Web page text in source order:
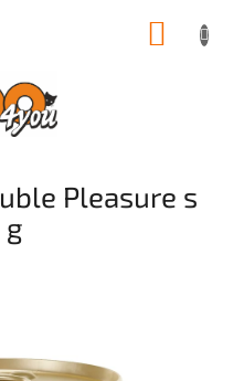
Pleasure s